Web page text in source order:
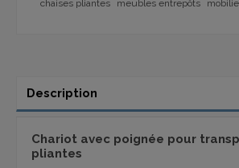
chaises pliantes meubles entrepôts
Description
Chariot avec poignée pour
pliantes